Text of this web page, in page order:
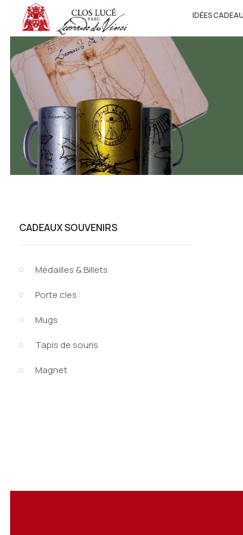
IDÉES
CADEAUX SOUVENIRS
Médailles & Billets
Porte cles
Mugs
Tapis de souris
Magnet